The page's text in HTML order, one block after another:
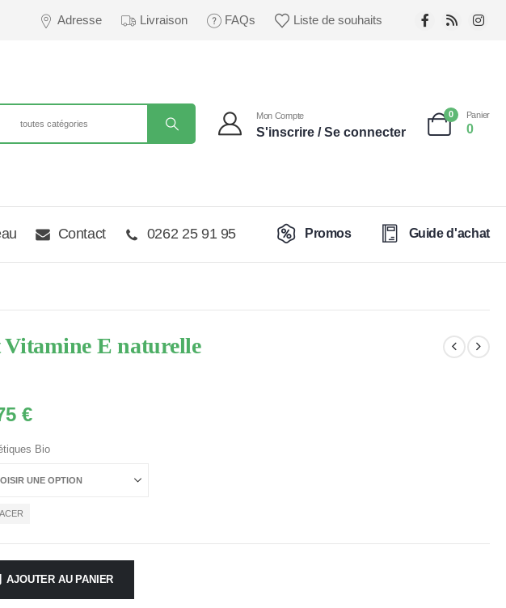
Adresse Livraison FAQs Liste de souhaits
Mon Compte
S'inscrire / Se connecter
0 Panier
0
Contact 0262 25 91 95 Promos Guide d'achat
E naturelle
€Plage
prix :
6,36 €
Bio
AJOUTER AU PANIER